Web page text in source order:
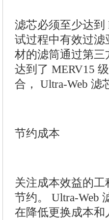
滤芯必须至少达到
试过程中有效过滤
材的滤筒通过第
达到了 MERV15
合， Ultra-Web 滤
节约成本
关注成本效益的工
节约。 Ultra-Web
在降低更换成本